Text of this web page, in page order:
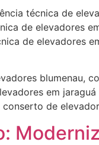
técnica de
de elevadores
de elevadores
blumenau,
em
de